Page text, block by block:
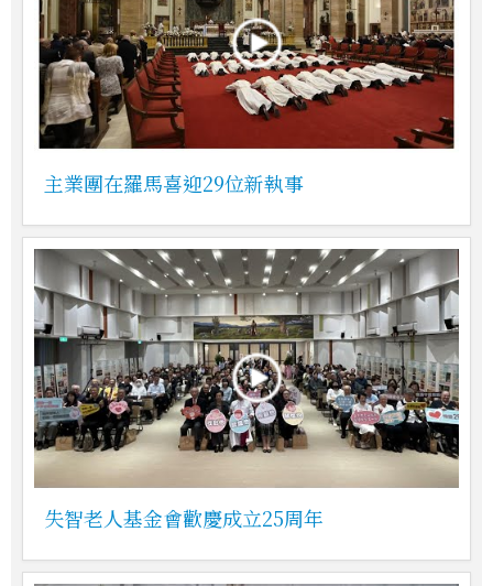
主業團在羅馬喜迎29位新執事
失智老人基金會歡慶成立25周年